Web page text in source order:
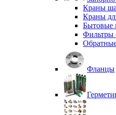
Краны
Краны
Бытовые
Фильтры
Фланцы